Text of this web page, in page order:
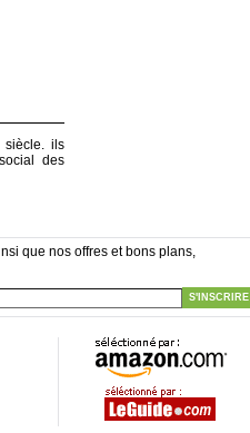
siècle. ils
des
que nos offres et bons plans,
S'INSCRIRE